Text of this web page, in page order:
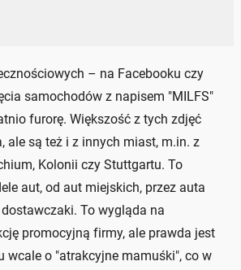
– na Facebooku czy
samochodów z napisem "MILFS"
furorę. Większość z tych zdjęć
ale są też i z innych miast, m.in. z
Kolonii czy Stuttgartu. To
aut, od aut miejskich, przez auta
To wygląda na
promocyjną firmy, ale prawda jest
wcale o "atrakcyjne mamuśki", co w